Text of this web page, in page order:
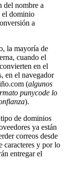
del nombre a
el dominio
a
la mayoría de
cuando el
en el
en el navegador
(algunos
punycode lo
).
de dominios
ya están
correos desde
caracteres y por lo
entregar el